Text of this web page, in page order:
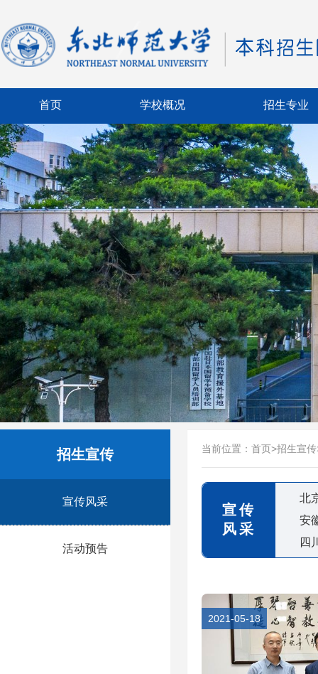
首页 学校概况 招生专业
招生宣传
宣传风采
活动预告
当前位置： 首页>招生宣传
宣传
风采
北
安
四
2021-05-18